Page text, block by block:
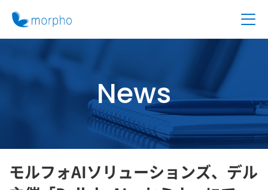
News
モルフォAIソリューションズ、デル